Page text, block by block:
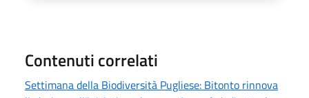
Contenuti correlati
Settimana della Biodiversità Pugliese: Bitonto rinnova